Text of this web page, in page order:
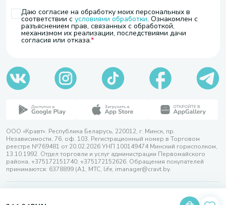
Даю согласие на обработку моих персональных в
соответствии с условиями обработки. Ознакомлен с
разъяснением прав, связанных с обработкой,
механизмом их реализации, последствиями дачи
согласия или отказа.
ООО «Кравт». Республика Беларусь, 220012, г. Минск, пр.
Независимости, 76, оф. 103. Регистрационный номер в Торговом
реестре №769481 от 20.02.2026 УНП 100149474 Минский горисполком,
13.10.1992. Отдел торговли и услуг администрации Первомайского
района, +375172151740; +375172152626. Обращения покупателей
принимаются: 6378899 (А1, МТС, life, imanager@cravt.by.